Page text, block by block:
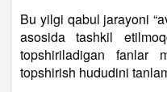
Bu yilgi qabul jarayoni
asosida tashkil
topshiriladigan fanlar
topshirish hududini